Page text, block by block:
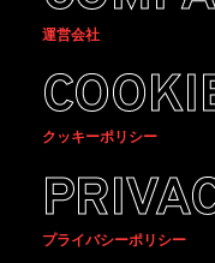
運営会社
クッキーポリシー
プライバシーポリシー